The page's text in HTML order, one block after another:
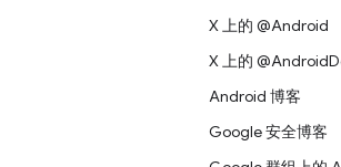
X 上的 @Android
X 上的
Android 博客
Google 安全博客